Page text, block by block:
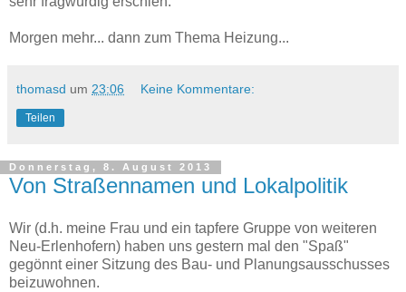
Morgen mehr... dann zum Thema Heizung...
thomasd um 23:06 Keine Kommentare:
Teilen
Donnerstag, 8. August 2013
Von Straßennamen und Lokalpolitik
Wir (d.h. meine Frau und ein tapfere Gruppe von weiteren
Neu-Erlenhofern) haben uns gestern mal den "Spaß"
gegönnt einer Sitzung des Bau- und Planungsausschusses
beizuwohnen.